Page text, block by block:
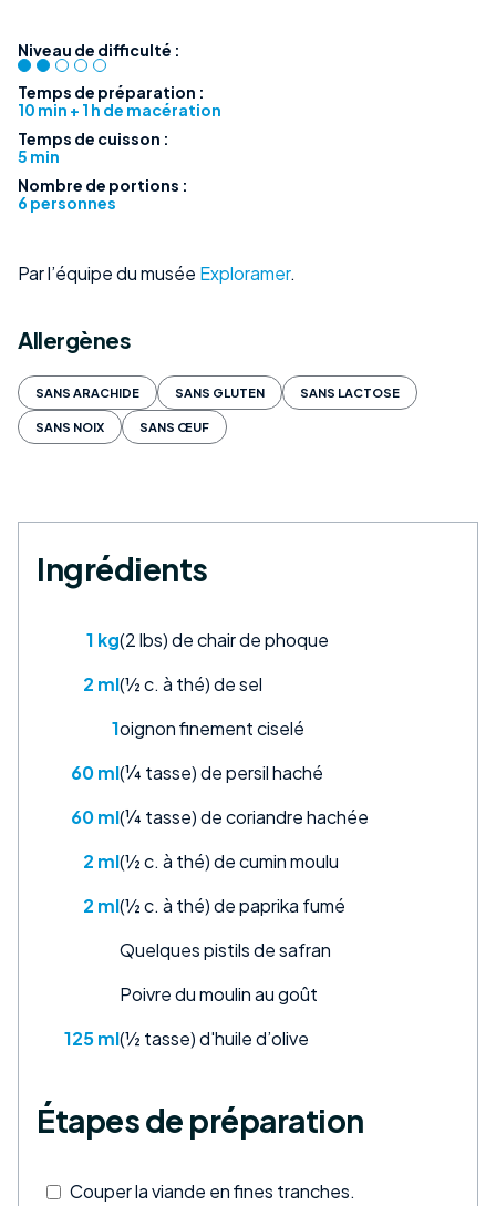
Niveau de difficulté :
Temps de préparation :
10 min + 1 h de macération
Temps de cuisson :
5 min
Nombre de portions :
6 personnes
Par l’équipe du musée Exploramer.
Allergènes
SANS ARACHIDE SANS GLUTEN SANS LACTOSE
SANS NOIX SANS ŒUF
Ingrédients
1 kg(2 lbs) de chair de phoque
2 ml(½ c. à thé) de sel
1oignon finement ciselé
60 ml(¼ tasse) de persil haché
60 ml(¼ tasse) de coriandre hachée
2 ml(½ c. à thé) de cumin moulu
2 ml(½ c. à thé) de paprika fumé
Quelques pistils de safran
Poivre du moulin au goût
125 ml(½ tasse) d'huile d’olive
Étapes de préparation
Couper la viande en fines tranches.